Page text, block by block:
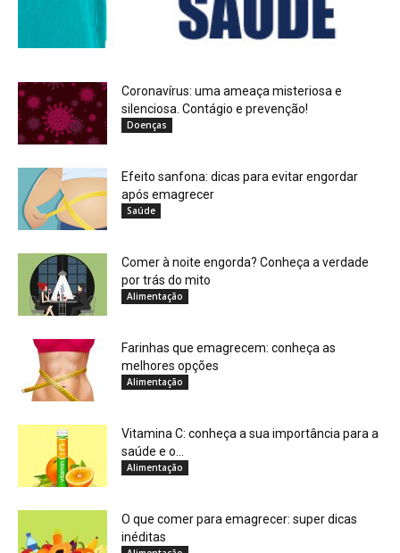
Coronavírus: uma ameaça misteriosa e
silenciosa. Contágio e prevenção!
Doenças
Efeito sanfona: dicas para evitar engordar
após emagrecer
Saúde
Comer à noite engorda? Conheça a verdade
por trás do mito
Alimentação
Farinhas que emagrecem: conheça as
melhores opções
Alimentação
Vitamina C: conheça a sua importância para a
saúde e o...
Alimentação
O que comer para emagrecer: super dicas
inéditas